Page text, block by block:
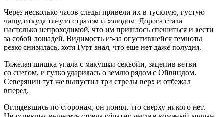
Через несколько часов следы привели их в тусклую, густую
чащу, откуда тянуло страхом и холодом. Дорога стала
настолько непроходимой, что им пришлось спешиться и вести
за собой лошадей. Видимость из-за опустившейся темноты
резко снизилась, хотя Гурт знал, что еще нет даже полудня.
Тяжелая шишка упала с макушки секвойи, зацепив ветви
со снегом, и гулко ударилась о землю рядом с Ойвиндом.
Северянин тут же выпустил три стрелы верх и отбежал
вперед.
Оглядевшись по сторонам, он понял, что сверху никого нет.